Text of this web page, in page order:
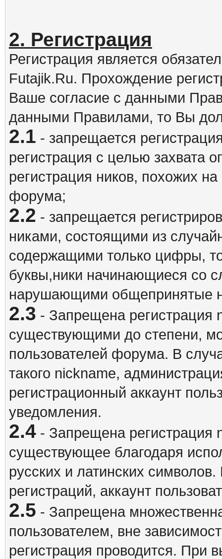
2. Регистрация
Регистрация является
Futajik.Ru. Прохождение
Ваше согласие с данными
данными Правилами, то Вы
2.1 - запрещается
регистрация с целью захвата
регистрация ников, похожих
форума;
2.2 - запрещается
никами, состоящими из
содержащими только цифры,
буквы,ники начинающиеся со
нарушающими общепринятые
2.3 - Запрещена регистрация
существующими до степени,
пользователей форума. В
такого nickname,
регистрационный аккаунт
уведомления.
2.4- Запрещена регистрация
существующее благодаря
русских и латинских
регистраций, аккаунт
2.5 - Запрещена
пользователем, вне
регистрация проводится. При